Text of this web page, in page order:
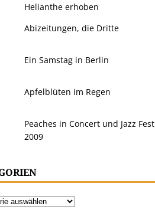
Helianthe erhoben
Abizeitungen, die Dritte
Ein Samstag in Berlin
Apfelblüten im Regen
Peaches in Concert und Jazz Fest
2009